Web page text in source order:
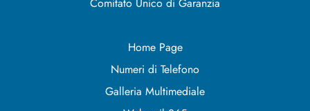
Comitato Unico di Garanzia
Home Page
Numeri di Telefono
Galleria Multimediale